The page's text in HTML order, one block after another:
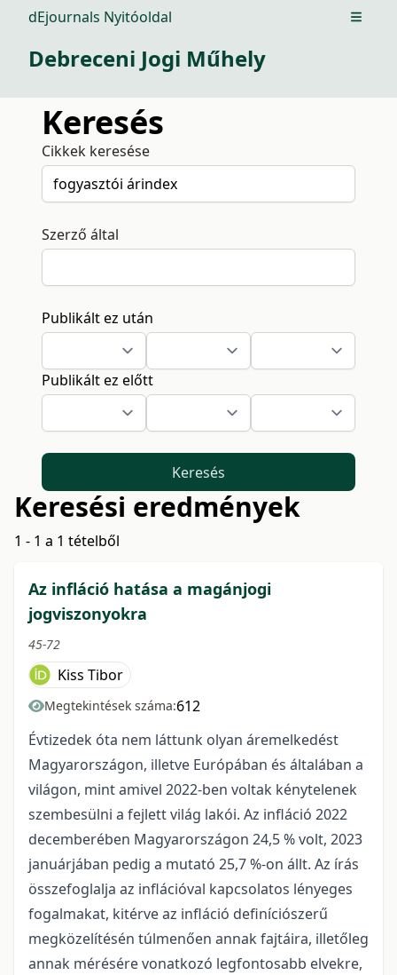
dEjournals Nyitóoldal Open
Debreceni Jogi Műhely
Keresés
Cikkek keresése
Szerző által
Publikált ez után
Publikált ez előtt
Keresés
Keresési eredmények
1 - 1 a 1 tételből
Az infláció hatása a magánjogi
jogviszonyokra
45-72
Kiss Tibor
Megtekintések száma:612
Évtizedek óta nem láttunk olyan áremelkedést
Magyarországon, illetve Európában és általában a
világon, mint amivel 2022-ben voltak kénytelenek
szembesülni a fejlett világ lakói. Az infláció 2022
decemberében Magyarországon 24,5 % volt, 2023
januárjában pedig a mutató 25,7 %-on állt. Az írás
összefoglalja az inflációval kapcsolatos lényeges
fogalmakat, kitérve az infláció definíciószerű
megközelítésén túlmenően annak fajtáira, illetőleg
annak mérésére vonatkozó legfontosabb elvekre,